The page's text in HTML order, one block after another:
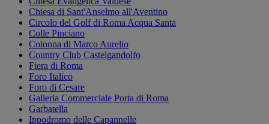
Chiesa di Sant'Anselmo all'Aventino
Circolo del Golf di Roma Acqua Santa
Colle Pinciano
Colonna di Marco Aurelio
Country Club Castelgandolfo
Fiera di Roma
Foro Italico
Foro di Cesare
Galleria Commerciale Porta di Roma
Garbatella
Ippodromo delle Capannelle